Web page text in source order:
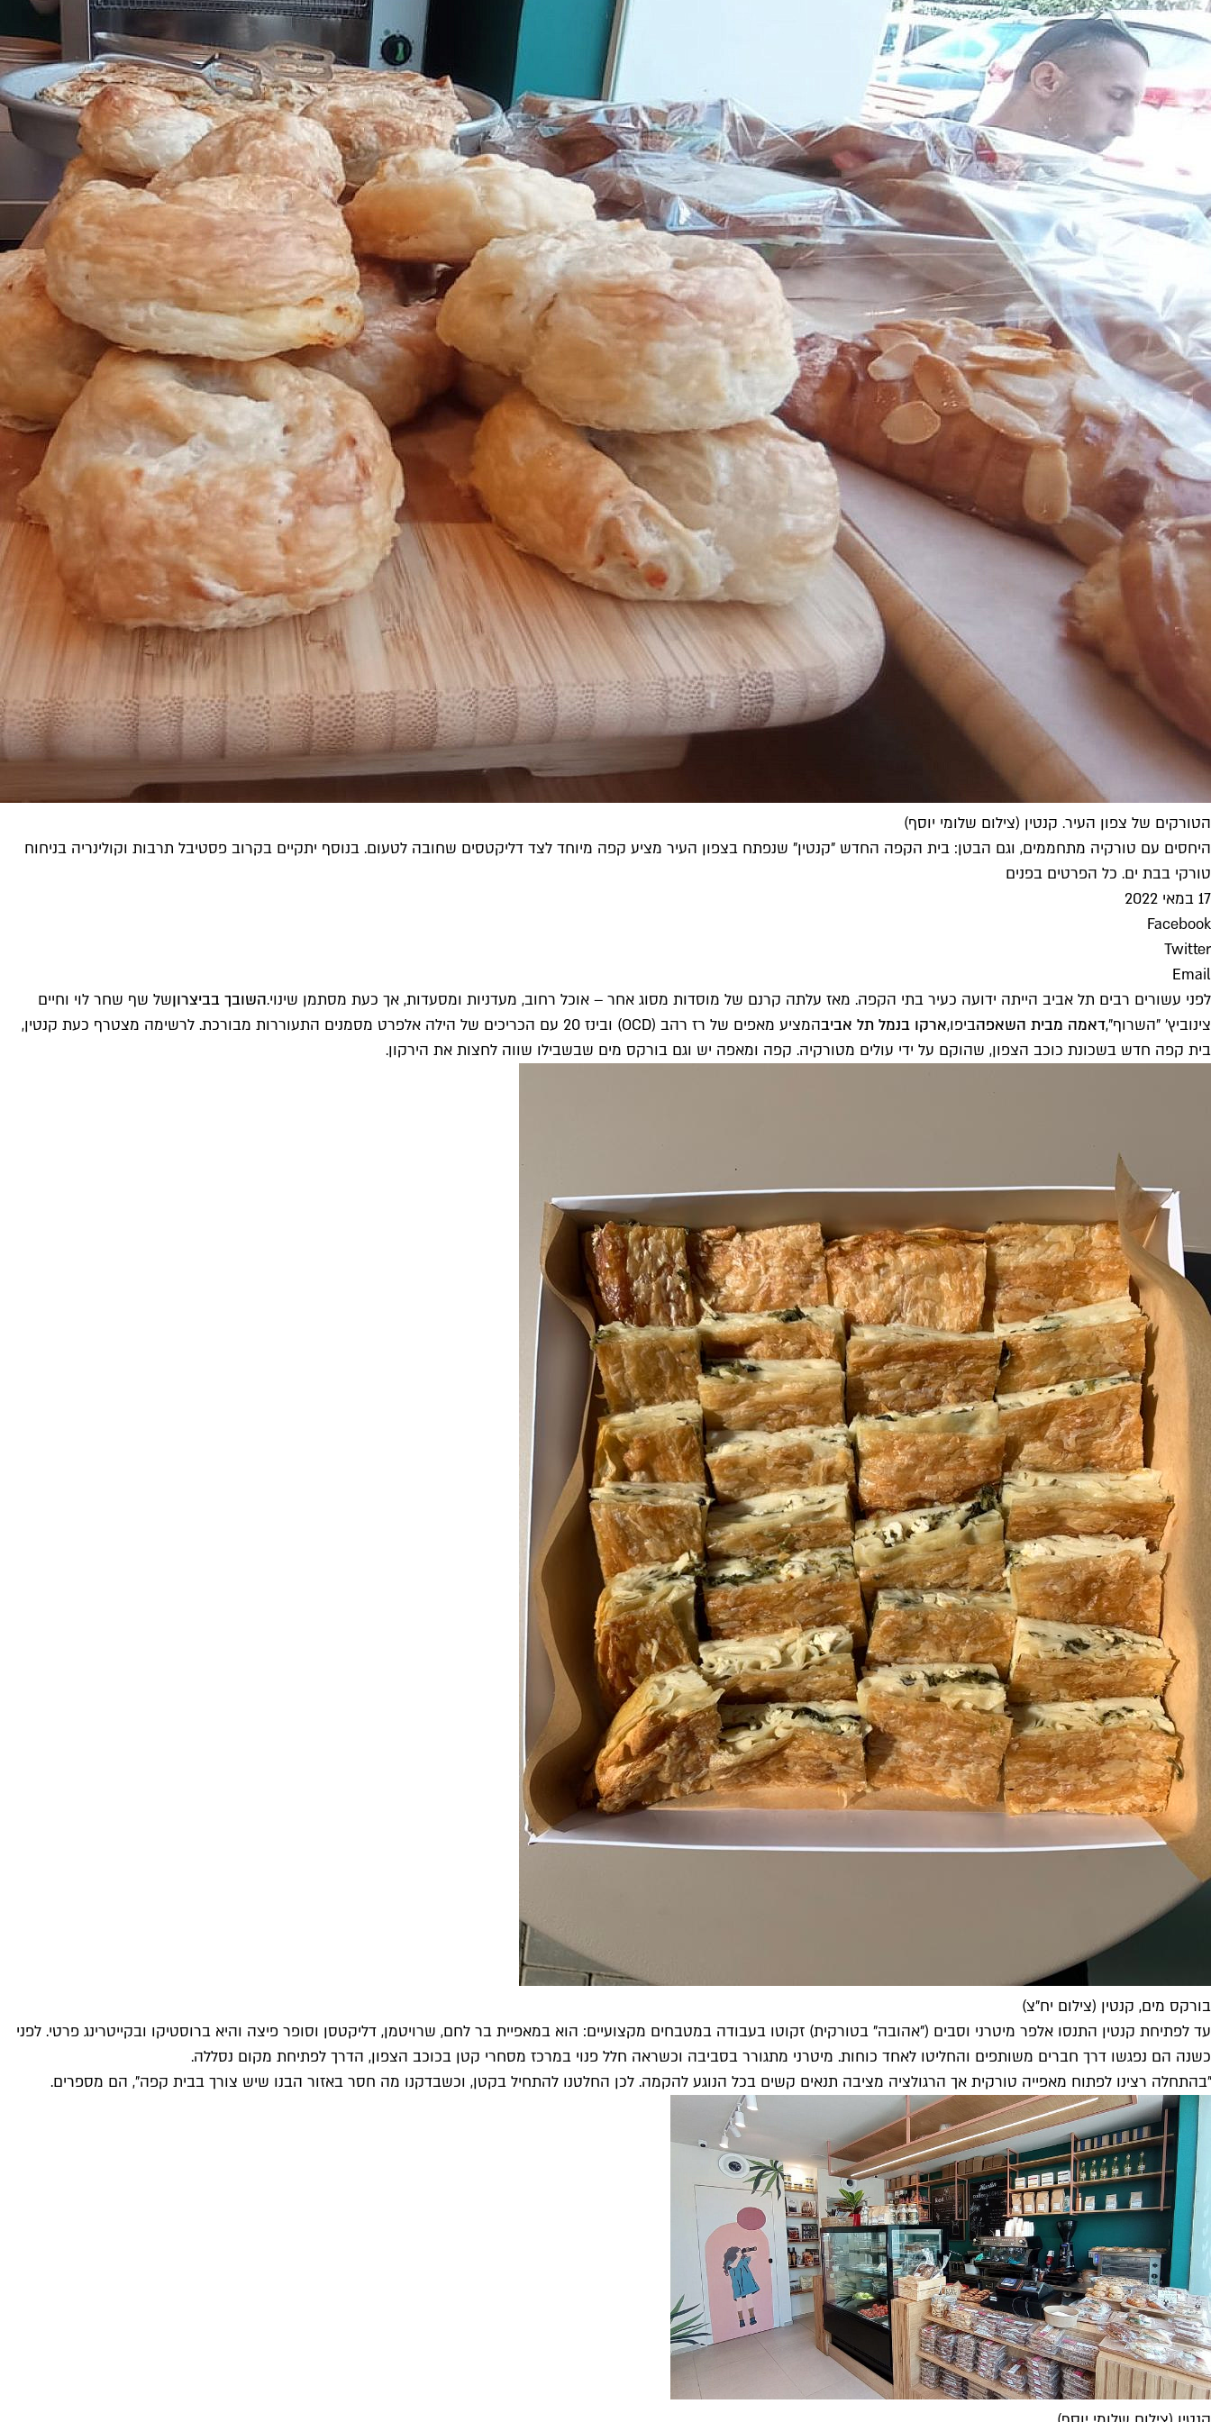
הטורקים של צפון העיר. קנטין (צילום שלומי יוסף)
היחסים עם טורקיה מתחממים, וגם הבטן: בית הקפה החדש "קנטין" שנפתח בצפון העיר מציע קפה מיוחד לצד דליקטסים שחובה לטעום. בנוסף יתקיים בקרוב פסטיבל תרבות וקולינריה בניחוח
טורקי בבת ים. כל הפרטים בפנים
17 במאי 2022
Facebook
Twitter
Email
לפני עשורים רבים תל אביב הייתה ידועה כעיר בתי הקפה. מאז עלתה קרנם של מוסדות מסוג אחר – אוכל רחוב, מעדניות ומסעדות, אך כעת מסתמן שינוי.השובך בביצרוןשל שף שחר לוי וחיים
צינוביץ' "השרוף",דאמה מבית השאפהביפו,ארקו בנמל תל אביב
המציע מאפים של רז רהב (OCD) ובינז 20 עם הכריכים של הילה אלפרט מסמנים התעוררות מבורכת. לרשימה מצטרף כעת קנטין,
בית קפה חדש בשכונת כוכב הצפון, שהוקם על ידי עולים מטורקיה. קפה ומאפה יש וגם בורקס מים שבשבילו שווה לחצות את הירקון.
בורקס מים, קנטין (צילום יח"צ)
עד לפתיחת קנטין התנסו אלפר מיטרני וסבים ("אהובה" בטורקית) זקוטו בעבודה במטבחים מקצועיים: הוא במאפיית בר לחם, שרויטמן, דליקטסן וסופר פיצה והיא ברוסטיקו ובקייטרינג פרטי. לפני
כשנה הם נפגשו דרך חברים משותפים והחליטו לאחד כוחות. מיטרני מתגורר בסביבה וכשראה חלל פנוי במרכז מסחרי קטן בכוכב הצפון, הדרך לפתיחת מקום נסללה.
"בהתחלה רצינו לפתוח מאפייה טורקית אך הרגולציה מציבה תנאים קשים בכל הנוגע להקמה. לכן החלטנו להתחיל בקטן, וכשבדקנו מה חסר באזור הבנו שיש צורך בבית קפה", הם מספרים.